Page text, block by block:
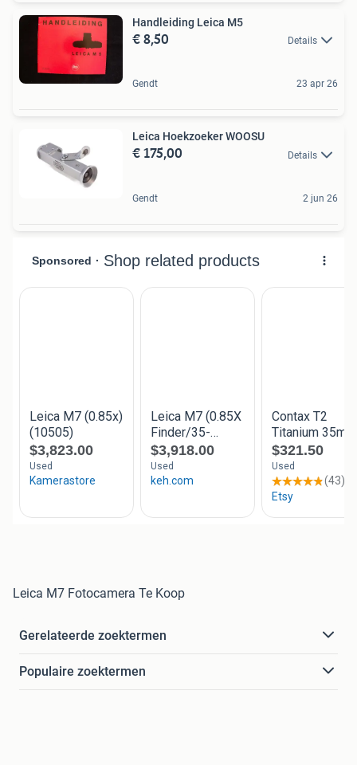
Handleiding Leica M5
€ 8,50 Details
Gendt 23 apr 26
Leica Hoekzoeker WOOSU
€ 175,00 Details
Gendt 2 jun 26
Leica M7 Fotocamera Te Koop
Gerelateerde zoektermen
Populaire zoektermen